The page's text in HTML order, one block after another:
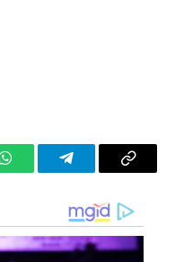
WhatsAppTelegramCopy